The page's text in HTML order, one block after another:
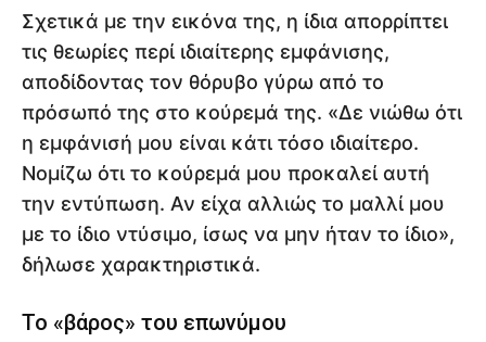
Σχετικά με την εικόνα της, η ίδια απορρίπτει
τις θεωρίες περί ιδιαίτερης εμφάνισης,
αποδίδοντας τον θόρυβο γύρω από το
πρόσωπό της στο κούρεμά της. «Δε νιώθω ότι
η εμφάνισή μου είναι κάτι τόσο ιδιαίτερο.
Νομίζω ότι το κούρεμά μου προκαλεί αυτή
την εντύπωση. Αν είχα αλλιώς το μαλλί μου
με το ίδιο ντύσιμο, ίσως να μην ήταν το ίδιο»,
δήλωσε χαρακτηριστικά.
Το «βάρος» του επωνύμου